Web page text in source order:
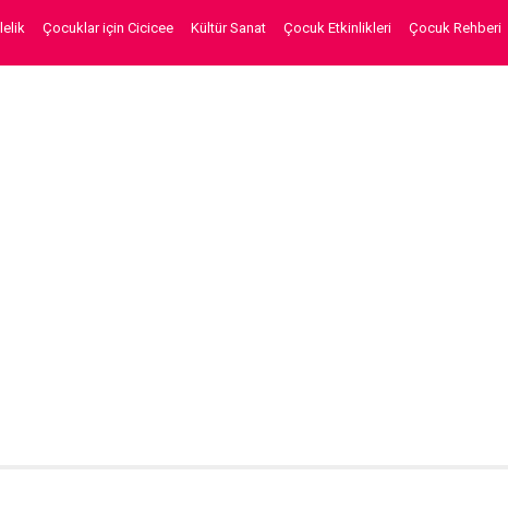
Çocuklar için Cicicee Kültür Sanat Çocuk Etkinlikleri Çocuk Rehberi